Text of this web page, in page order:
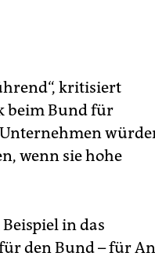
kritisiert
beim Bund für
wenn sie hohe
in das
den Bund – für